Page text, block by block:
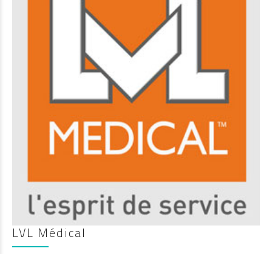
LVL Médical